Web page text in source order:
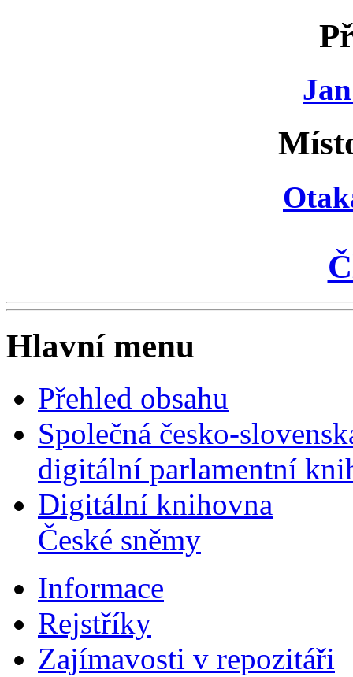
Hlavní menu
Přehled obsahu
Společná česko-
digitální parlamentní
Digitální knihovna
České sněmy
Informace
Rejstříky
Zajímavosti v repozitáři